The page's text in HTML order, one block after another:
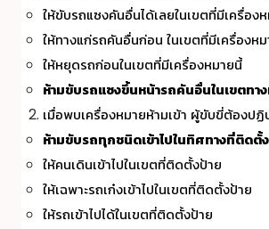
ให้ขับรถแซงคันอื่นได้เลยในเขตที่มีเครื่อง
ให้ทางแก่รถคันอื่นก่อน ในเขตที่มีเครื่องห
ให้หยุดรถก่อนในเขตที่มีเครื่องหมายนี้
ห้ามขับรถแซงขึ้นหน้ารถคันอื่นในเขตทา
เมื่อพบเครื่องหมายห้ามเข้า ผู้ขับขี่ต้องปฏิ
ห้ามขับรถทุกชนิดเข้าไปในทิศทางที่ติดตั้
ให้คนเดินเข้าไปในเขตที่ติดตั้งป้าย
ให้เฉพาะรถเก๋งเข้าไปในเขตที่ติดตั้งป้าย
ให้รถเข้าไปได้ในเขตที่ติดตั้งป้าย